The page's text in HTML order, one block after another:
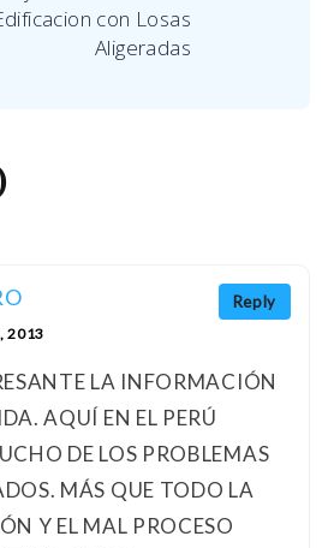
con Losas
Aligeradas
Reply
2013
LA INFORMACIÓN
AQUÍ EN EL PERÚ
DE LOS PROBLEMAS
MÁS QUE TODO LA
Y EL MAL PROCESO